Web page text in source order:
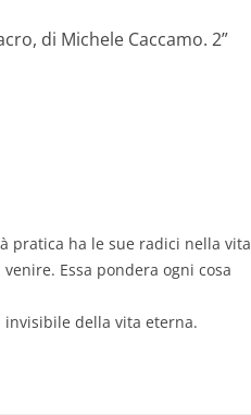
di Michele Caccamo. 2”
pratica ha le sue radici nella vita
Essa pondera ogni cosa
della vita eterna.